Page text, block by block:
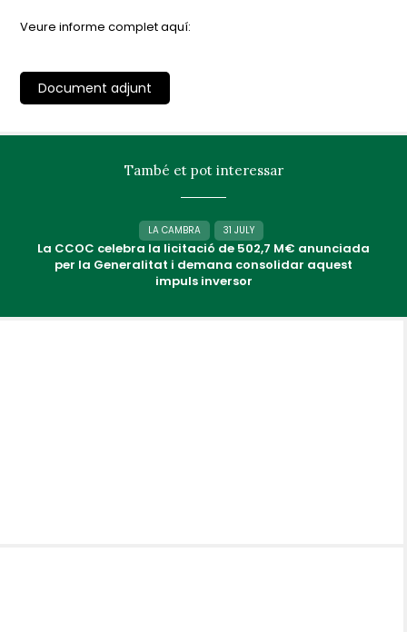
Veure informe complet aquí:
Document adjunt
També et pot interessar
LA CAMBRA 31 JULY
La CCOC celebra la licitació de 502,7 M€ anunciada
per la Generalitat i demana consolidar aquest
impuls inversor